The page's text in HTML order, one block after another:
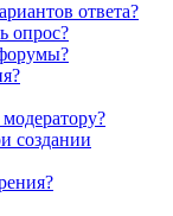
ответа?
опрос?
создании